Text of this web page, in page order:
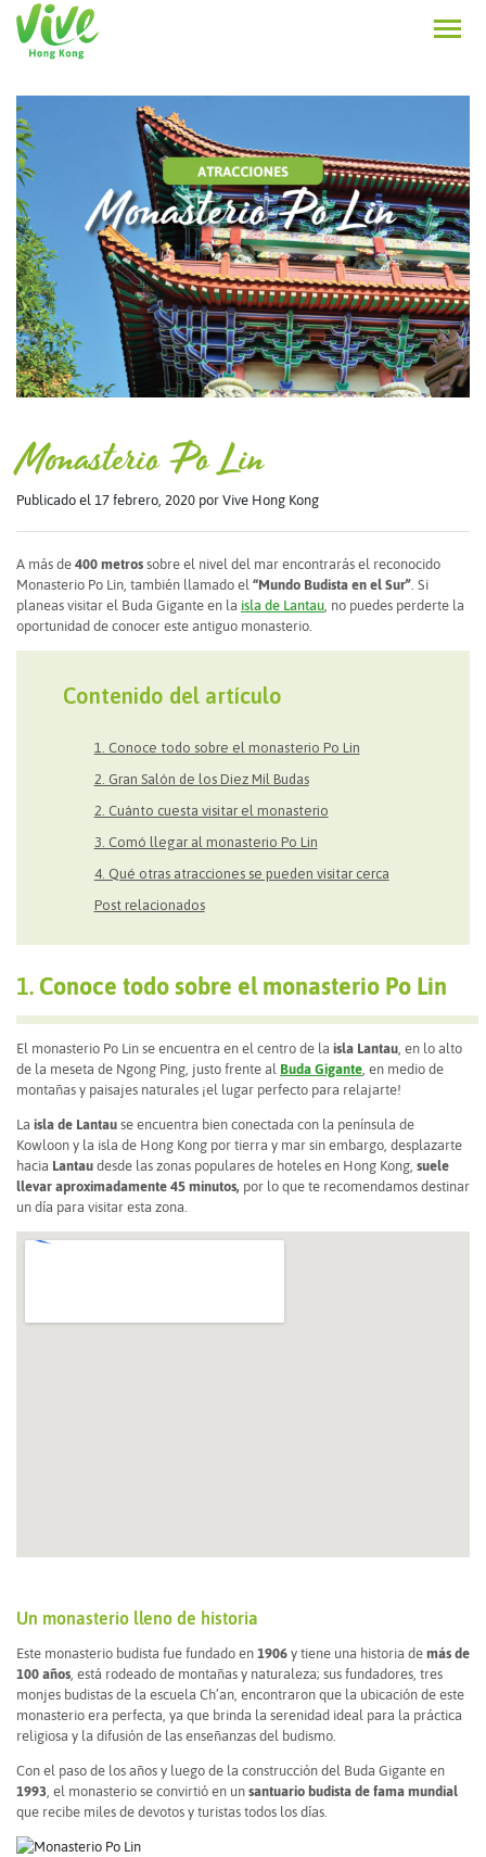
Monasterio Po Lin
Publicado el 17 febrero, 2020 por Vive Hong Kong
A más de 400 metros sobre el nivel del mar encontrarás el reconocido
Monasterio Po Lin, también llamado el “Mundo Budista en el Sur” . Si
planeas visitar el Buda Gigante en la isla de Lantau , no puedes perderte la
oportunidad de conocer este antiguo monasterio.
Contenido del artículo
1. Conoce todo sobre el monasterio Po Lin
2. Gran Salón de los Diez Mil Budas
2. Cuánto cuesta visitar el monasterio
3. Comó llegar al monasterio Po Lin
4. Qué otras atracciones se pueden visitar cerca
Post relacionados
1. Conoce todo sobre el monasterio Po Lin
El monasterio Po Lin se encuentra en el centro de la isla Lantau , en lo alto
de la meseta de Ngong Ping, justo frente al Buda Gigante , en medio de
montañas y paisajes naturales ¡el lugar perfecto para relajarte!
La isla de Lantau se encuentra bien conectada con la península de
Kowloon y la isla de Hong Kong por tierra y mar sin embargo, desplazarte
hacia Lantau desde las zonas populares de hoteles en Hong Kong, suele
llevar aproximadamente 45 minutos, por lo que te recomendamos destinar
un día para visitar esta zona.
Un monasterio lleno de historia
Este monasterio budista fue fundado en 1906 y tiene una historia de más de
100 años , está rodeado de montañas y naturaleza; sus fundadores, tres
monjes budistas de la escuela Ch’an, encontraron que la ubicación de este
monasterio era perfecta, ya que brinda la serenidad ideal para la práctica
religiosa y la difusión de las enseñanzas del budismo.
Con el paso de los años y luego de la construcción del Buda Gigante en
1993 , el monasterio se convirtió en un santuario budista de fama mundial
que recibe miles de devotos y turistas todos los días.